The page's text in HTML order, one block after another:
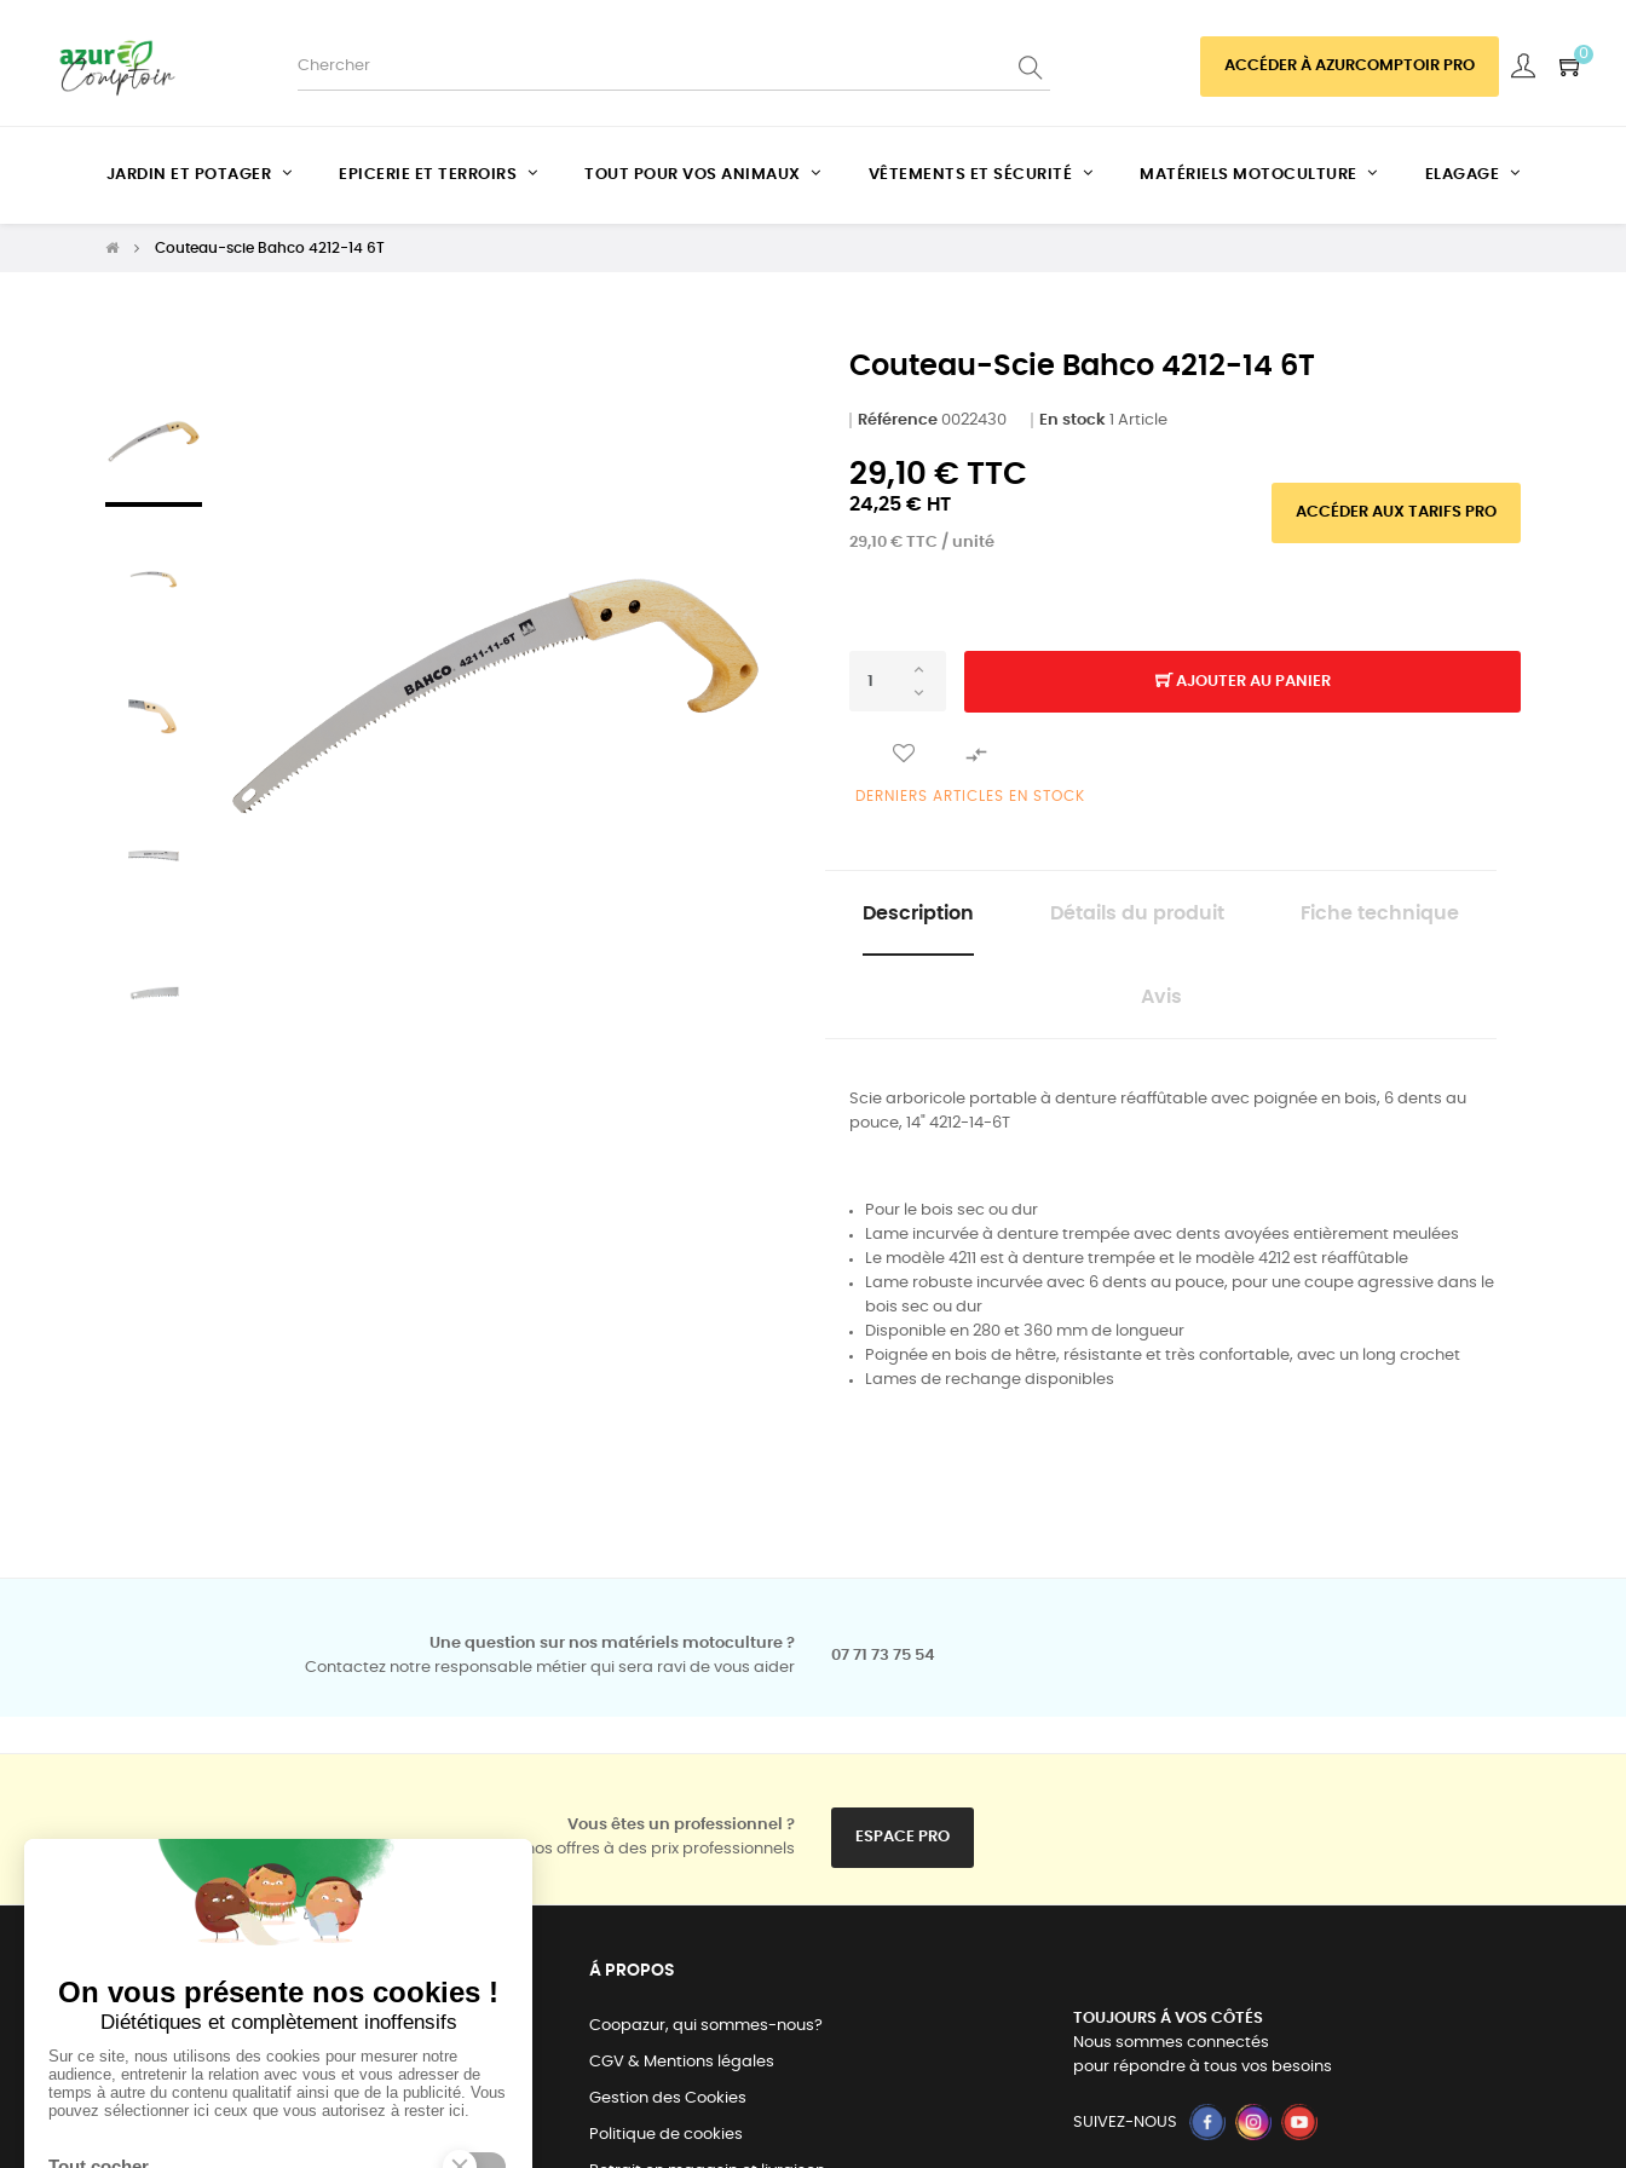
ACCÉDER À AZURCOMPTOIR PRO
0
JARDIN ET POTAGER EPICERIE ET TERROIRS TOUT POUR VOS ANIMAUX VÊTEMENTS ET SÉCURITÉ MATÉRIELS MOTOCULTURE ELAGAGE
Couteau-scie Bahco 4212-14 6T
Couteau-Scie Bahco 4212-14 6T
Référence 0022430 En stock 1 Article
29,10 € TTC
24,25 € HT
29,10 € TTC / unité
ACCÉDER AUX TARIFS PRO
AJOUTER AU PANIER

DERNIERS ARTICLES EN STOCK
Description Détails du produit Fiche technique
Avis
Scie arboricole portable à denture réaffûtable avec poignée en bois, 6 dents au
pouce, 14" 4212-14-6T
Pour le bois sec ou dur
Lame incurvée à denture trempée avec dents avoyées entièrement meulées
Le modèle 4211 est à denture trempée et le modèle 4212 est réaffûtable
Lame robuste incurvée avec 6 dents au pouce, pour une coupe agressive dans le
bois sec ou dur
Disponible en 280 et 360 mm de longueur
Poignée en bois de hêtre, résistante et très confortable, avec un long crochet
Lames de rechange disponibles
Une question sur nos matériels motoculture ?
Contactez notre responsable métier qui sera ravi de vous aider
07 71 73 75 54
Vous êtes un professionnel ?
Retrouvez toutes nos offres à des prix professionnels
ESPACE PRO
Á PROPOS
Coopazur, qui sommes-nous?
CGV & Mentions légales
Gestion des Cookies
Politique de cookies
TOUJOURS Á VOS CÔTÉS
Nous sommes connectés
pour répondre à tous vos besoins
SUIVEZ-NOUS